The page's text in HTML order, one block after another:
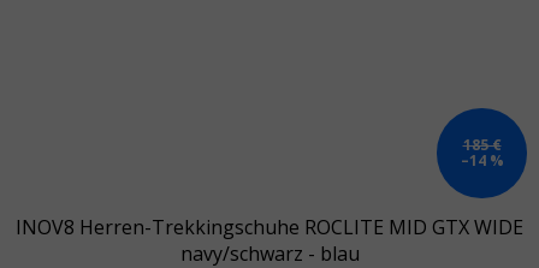
185 €
–14 %
INOV8 Herren-Trekkingschuhe ROCLITE MID GTX WIDE
navy/schwarz - blau